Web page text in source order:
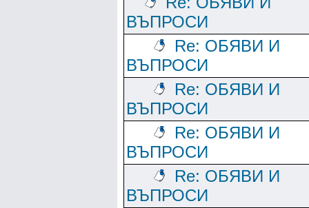
ВЪПРОСИ
Re: ОБЯВИ И
ВЪПРОСИ
Re: ОБЯВИ И
ВЪПРОСИ
Re: ОБЯВИ И
ВЪПРОСИ
Re: ОБЯВИ И
ВЪПРОСИ